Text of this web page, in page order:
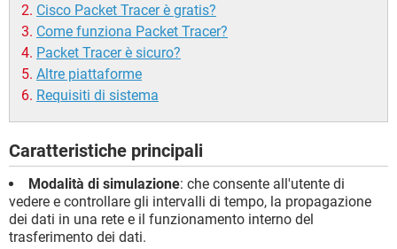
Cisco Packet Tracer è gratis?
Come funziona Packet Tracer?
Packet Tracer è sicuro?
Altre piattaforme
Requisiti di sistema
Caratteristiche principali
Modalità di simulazione: che consente all'utente di
vedere e controllare gli intervalli di tempo, la propagazione
dei dati in una rete e il funzionamento interno del
trasferimento dei dati.